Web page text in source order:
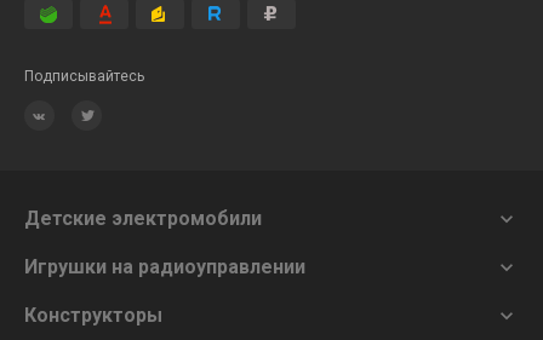
Подписывайтесь
Детские электромобили 
Игрушки на радиоуправлении 
Конструкторы 